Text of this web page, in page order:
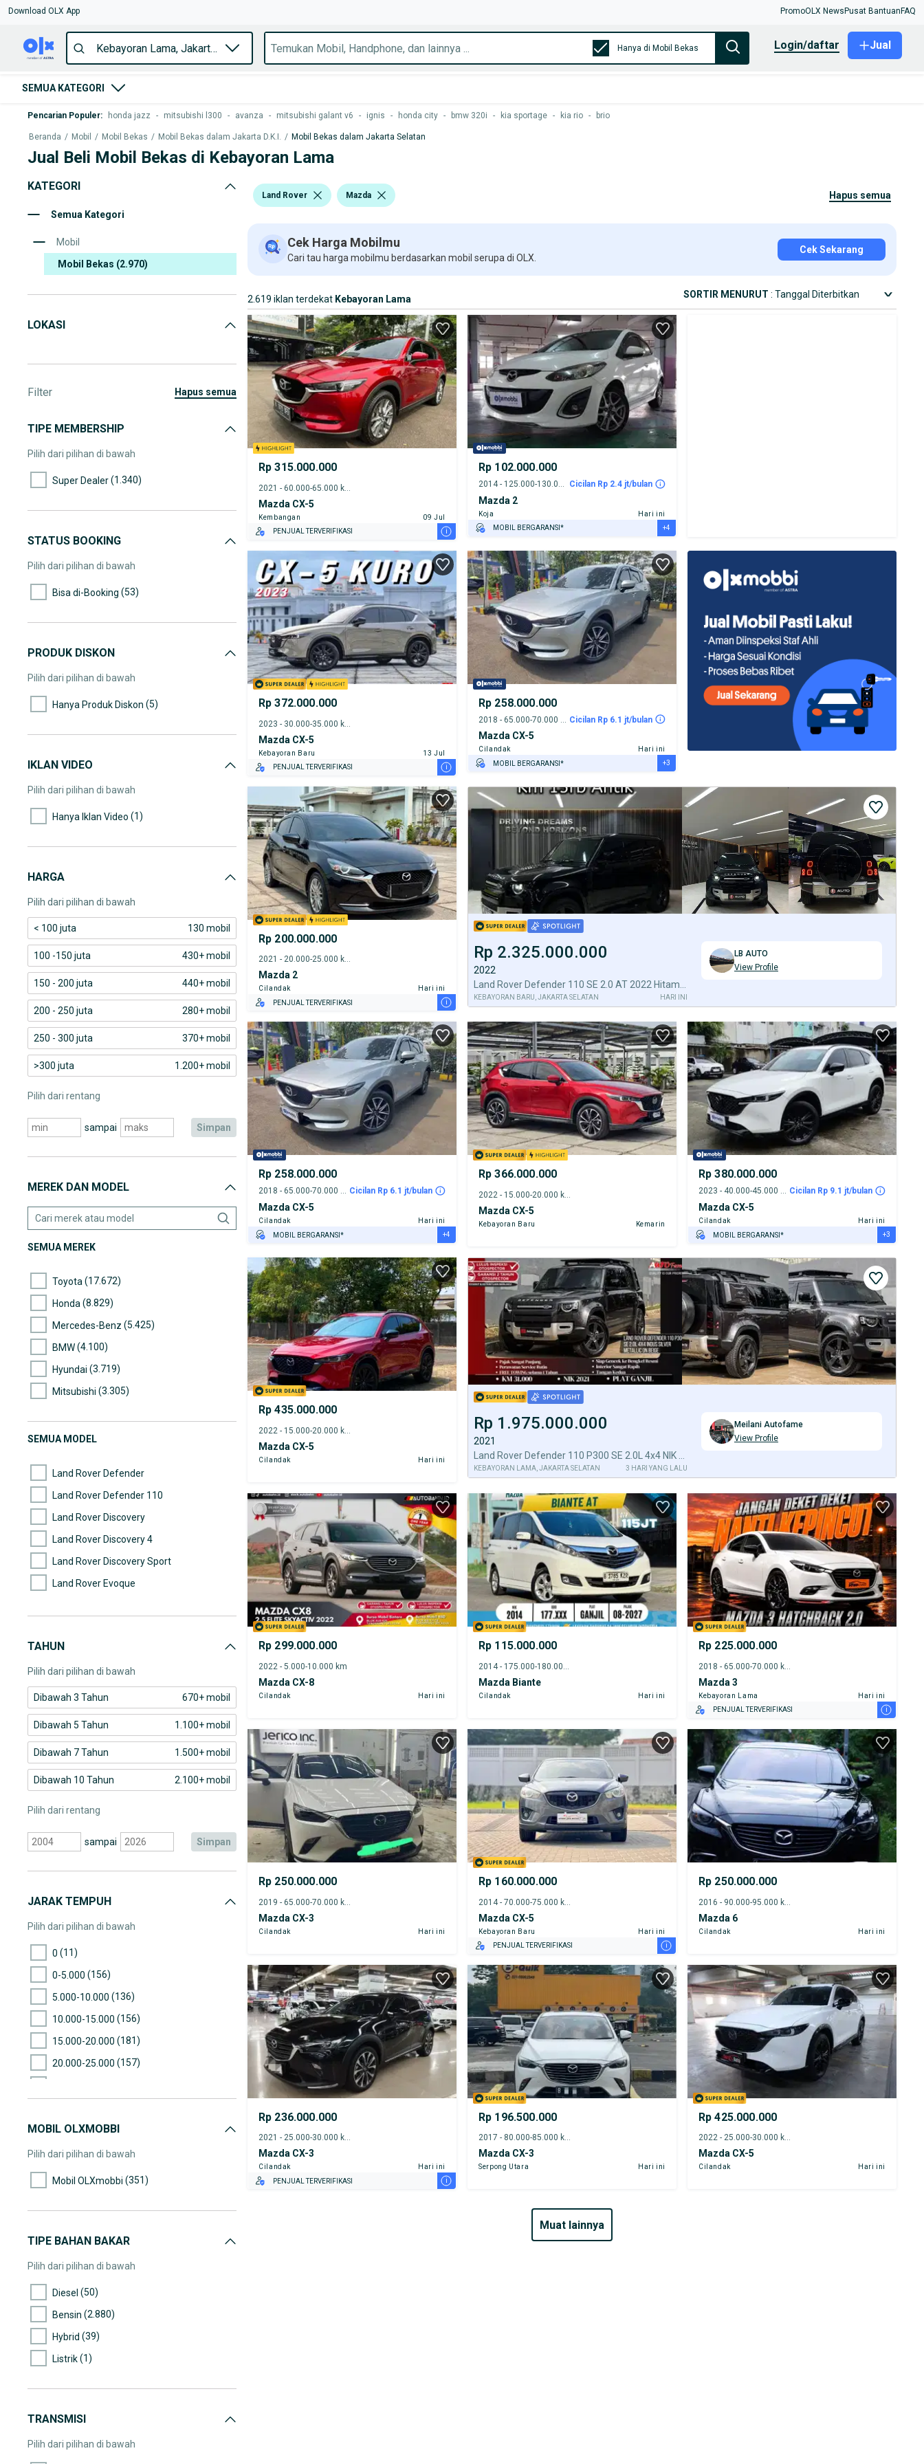
Download OLX App PromoOLX News Pusat Bantuan FAQ
Hanya di Mobil Bekas login/daftar Jual
SEMUA KATEGORI
Pencarian Populer: honda jazz - mitsubishi l300 - avanza - mitsubishi galant v6 - ignis - honda city - bmw 320i - kia sportage - kia rio - brio
Beranda / Mobil / Mobil Bekas / Mobil Bekas dalam Jakarta D.K.I. / Mobil Bekas dalam Jakarta Selatan
Jual Beli Mobil Bekas di Kebayoran Lama
KATEGORI
Semua Kategori
Mobil
Mobil Bekas (2.970)
LOKASI
Filter hapus semua
TIPE MEMBERSHIP
Pilih dari pilihan di bawah
Super Dealer(1.340)
STATUS BOOKING
Pilih dari pilihan di bawah
Bisa di-Booking (53)
PRODUK DISKON
Pilih dari pilihan di bawah
Hanya Produk Diskon (5)
IKLAN VIDEO
Pilih dari pilihan di bawah
Hanya Iklan Video (1)
HARGA
Pilih dari pilihan di bawah
< 100 juta 130 mobil
100 -150 juta 430+ mobil
150 - 200 juta 440+ mobil
200 - 250 juta 280+ mobil
250 - 300 juta 370+ mobil
>300 juta 1.200+ mobil
Pilih dari rentang
sampai simpan
MEREK DAN MODEL
SEMUA MEREK
Toyota (17.672)
Honda (8.829)
Mercedes-Benz (5.425)
BMW(4.100)
Hyundai (3.719)
Mitsubishi (3.305)
Suzuki(2.586)
SEMUA MODEL
Land Rover Defender
Land Rover Defender 110
Land Rover Discovery
Land Rover Discovery 4
Land Rover Discovery Sport
Land Rover Evoque
Land Rover Range rover
TAHUN
Pilih dari pilihan di bawah
Dibawah 3 Tahun 670+ mobil
Dibawah 5 Tahun 1.100+ mobil
Dibawah 7 Tahun 1.500+ mobil
Dibawah 10 Tahun 2.100+ mobil
Pilih dari rentang
sampai simpan
JARAK TEMPUH
Pilih dari pilihan di bawah
0 (11)
0-5.000 (156)
5.000-10.000 (136)
10.000-15.000 (156)
15.000-20.000 (181)
20.000-25.000 (157)
35.000-40.000
40.000-45.000(78)
60.000-65.000(110)
65.000-70.000 (91)
(78)
100.000-105.000
MOBIL OLXMOBBI
Pilih dari pilihan di bawah
Mobil OLXmobbi (351)
TIPE BAHAN BAKAR
Pilih dari pilihan di bawah
Diesel (50)
Bensin (2.880)
Hybrid (39)
Listrik(1)
TRANSMISI
Pilih dari pilihan di bawah
Land Rover Mazda hapus semua
Cek Harga Mobilmu
Cari tau harga mobilmu berdasarkan mobil serupa di OLX.
Cek Sekarang
2.619 iklan terdekat Kebayoran Lama SORTIR MENURUT : Tanggal Diterbitkan
Rp 315.000.000
Mazda CX-5
Kembangan
09 Jul
PENJUAL TERVERIFIKASI
i
Rp 102.000.000
2014 - 125.000-130.000 km Cicilan Rp 2.4 jt/bulan
Mazda 2
Koja
Hari ini
MOBIL BERGARANSI*
TEST DRIVE DARI RUMAH
GRATIS BIAYA JASA PERAWATAN*
PENJUAL TERVERIFIKASI
+4
Rp 372.000.000
Mazda CX-5
Kebayoran Baru
13 Jul
PENJUAL TERVERIFIKASI
i
Rp 258.000.000
Cicilan Rp 6.1 jt/bulan
Mazda CX-5
Cilandak
Hari ini
MOBIL BERGARANSI*
TEST DRIVE DARI RUMAH
GRATIS BIAYA JASA PERAWATAN*
+3
Rp 200.000.000
2021 - 20.000-25.000 km
Mazda 2
Cilandak
Hari ini
PENJUAL TERVERIFIKASI
i
Rp 2.325.000.000
2022
KEBAYORAN BARU, JAKARTA SELATAN HARI INI
LB AUTO
View Profile
Rp 258.000.000
2018 - 65.000-70.000 km Cicilan Rp 6.1 jt/bulan
Mazda CX-5
Cilandak
Hari ini
MOBIL BERGARANSI*
TEST DRIVE DARI RUMAH
GRATIS BIAYA JASA PERAWATAN*
PENJUAL TERVERIFIKASI
+4
Rp 366.000.000
2022 - 15.000-20.000 km
Mazda CX-5
Kebayoran Baru Kemarin
Rp 380.000.000
2023 - 40.000-45.000 km Cicilan Rp 9.1 jt/bulan
Mazda CX-5
Cilandak
Hari ini
MOBIL BERGARANSI*
TEST DRIVE DARI RUMAH
GRATIS BIAYA JASA PERAWATAN*
+3
Rp 435.000.000
2022 - 15.000-20.000 km
Mazda CX-5
Cilandak Hari ini
Rp 1.975.000.000
2021
KEBAYORAN LAMA, JAKARTA SELATAN 3 HARI YANG LALU
Meilani Autofame
View Profile
Rp 299.000.000
2022 - 5.000-10.000 km
Mazda CX-8
Cilandak Hari ini
Rp 115.000.000
Mazda Biante
Cilandak Hari ini
Rp 225.000.000
2018 - 65.000-70.000 km
Mazda 3
Kebayoran Lama
Hari ini
PENJUAL TERVERIFIKASI
i
Rp 250.000.000
Mazda CX-3
Cilandak Hari ini
Rp 160.000.000
2014 - 70.000-75.000 km
Mazda CX-5
Kebayoran Baru
Hari ini
PENJUAL TERVERIFIKASI
i
Rp 250.000.000
2016 - 90.000-95.000 km
Mazda 6
Cilandak Hari ini
Rp 236.000.000
2021 - 25.000-30.000 km
Mazda CX-3
Cilandak
Hari ini
PENJUAL TERVERIFIKASI
i
Rp 196.500.000
2017 - 80.000-85.000 km
Mazda CX-3
Serpong Utara Hari ini
Rp 425.000.000
2022 - 25.000-30.000 km
Mazda CX-5
Cilandak Hari ini
muat lainnya